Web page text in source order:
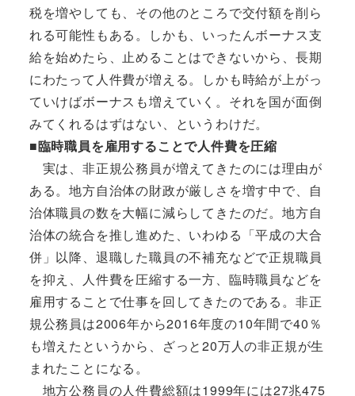
税を増やしても、その他のところで交付額を削ら
れる可能性もある。しかも、いったんボーナス支
給を始めたら、止めることはできないから、長期
にわたって人件費が増える。しかも時給が上がっ
ていけばボーナスも増えていく。それを国が面倒
みてくれるはずはない、というわけだ。
■臨時職員を雇用することで人件費を圧縮
実は、非正規公務員が増えてきたのには理由が
ある。地方自治体の財政が厳しさを増す中で、自
治体職員の数を大幅に減らしてきたのだ。地方自
治体の統合を推し進めた、いわゆる「平成の大合
併」以降、退職した職員の不補充などで正規職員
を抑え、人件費を圧縮する一方、臨時職員などを
雇用することで仕事を回してきたのである。非正
規公務員は2006年から2016年度の10年間で40％
も増えたというから、ざっと20万人の非正規が生
まれたことになる。
地方公務員の人件費総額は1999年には27兆475